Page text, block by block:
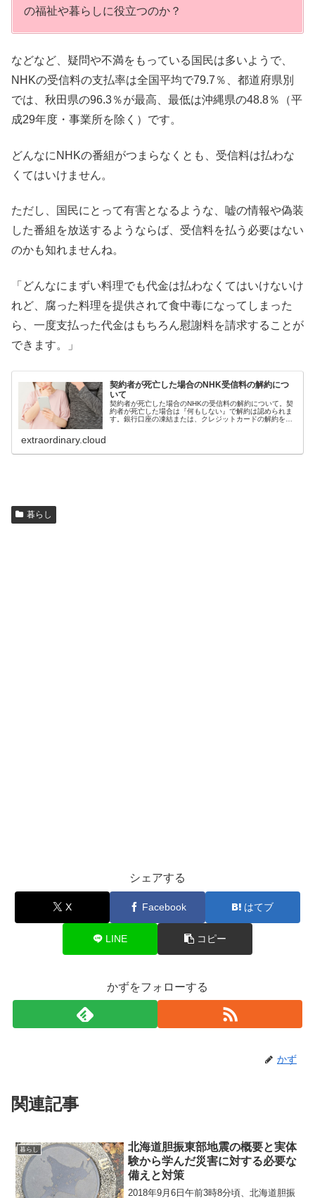
の福祉や暮らしに役立つのか？
などなど、疑問や不満をもっている国民は多いようで、
NHKの受信料の支払率は全国平均で79.7％、都道府県別
では、秋田県の96.3％が最高、最低は沖縄県の48.8％（平
成29年度・事業所を除く）です。
どんなにNHKの番組がつまらなくとも、受信料は払わな
くてはいけません。
ただし、国民にとって有害となるような、嘘の情報や偽装
した番組を放送するようならば、受信料を払う必要はない
のかも知れませんね。
「どんなにまずい料理でも代金は払わなくてはいけないけ
れど、腐った料理を提供されて食中毒になってしまった
ら、一度支払った代金はもちろん慰謝料を請求することが
できます。」
契約者が死亡した場合のNHK受信料の解約につ
いて
契約者が死亡した場合のNHKの受信料の解約について。契
約者が死亡した場合は『何もしない』で解約は認められま
す。銀行口座の凍結または、クレジットカードの解約をし
extraordinary.cloud
暮らし
シェアする
X Facebook はてブ
LINE コピー
かずをフォローする
かず
関連記事
暮らし
北海道胆振東部地震の概要と実体
験から学んだ災害に対する必要な
備えと対策
2018年9月6日午前3時8分頃、北海道胆振